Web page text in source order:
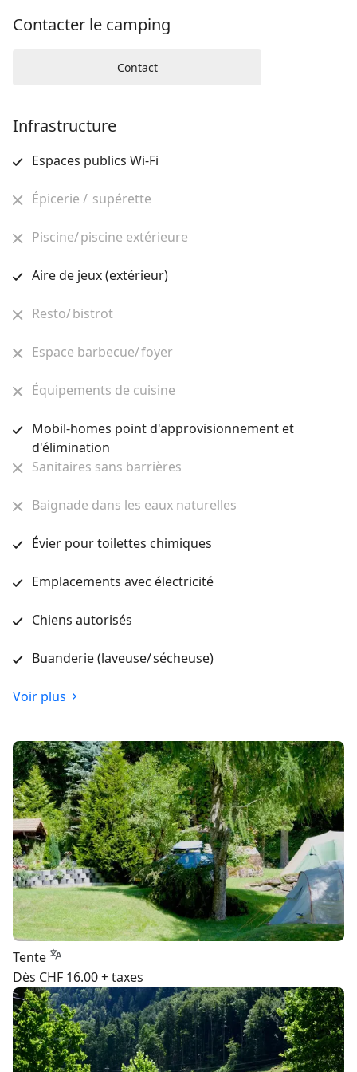
Contacter le camping
Contact
Infrastructure
Espaces publics Wi-Fi
Épicerie / supérette
Piscine/ piscine extérieure
Aire de jeux (extérieur)
Resto/ bistrot
Espace barbecue/ foyer
Équipements de cuisine
Mobil-homes point d'approvisionnement et
d'élimination
Sanitaires sans barrières
Baignade dans les eaux naturelles
Évier pour toilettes chimiques
Emplacements avec électricité
Chiens autorisés
Buanderie (laveuse/ sécheuse)
Voir plus
Tente
Dès CHF 16.00 + taxes